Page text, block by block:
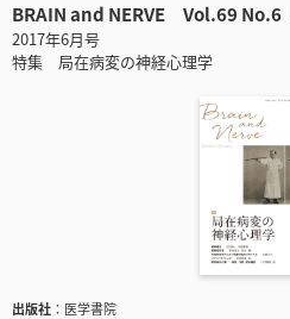
BRAIN and NERVE Vol.69 No.6
2017年6月号
特集 局在病変の神経心理学
出版社
医学書院